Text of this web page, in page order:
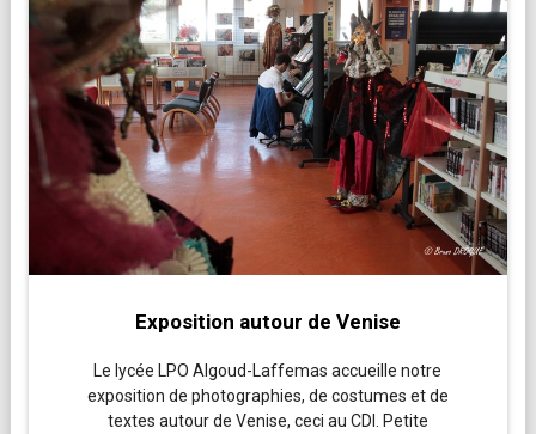
Exposition autour de Venise
Le lycée LPO Algoud-Laffemas accueille notre
exposition de photographies, de costumes et de
textes autour de Venise, ceci au CDI. Petite